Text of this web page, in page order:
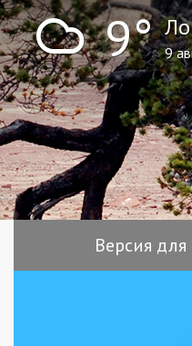
! 9° 9
Версия